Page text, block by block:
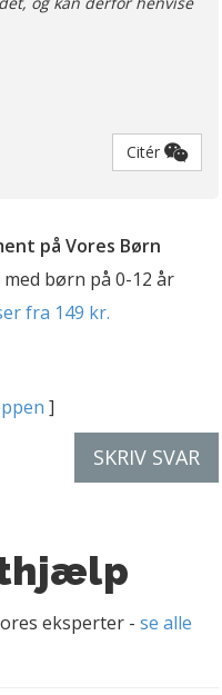
Citér
på Vores Børn
børn på 0-12 år
fra 149 kr.
]
SKRIV SVAR
eksperter - se alle